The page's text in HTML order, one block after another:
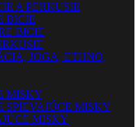
A PERKUSIE
BICIE
BICIE
JOGA, ETHNO,
MISKY
SPIEVAJÚCE MISKY
MISKY